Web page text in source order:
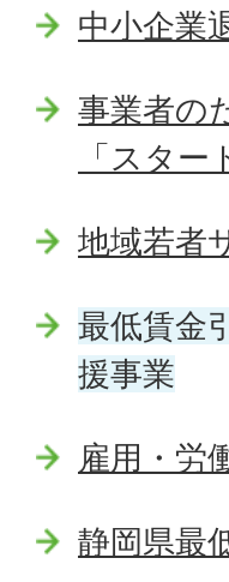
中小企業
事業者の
「スタ
地域若者
最低賃金
援事業
雇用・労
静岡県最